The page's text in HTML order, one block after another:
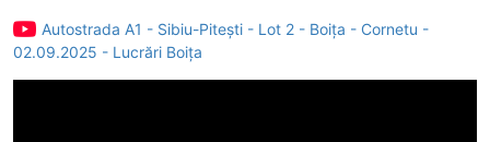
Autostrada A1 - Sibiu-Pitești - Lot 2 - Boița - Cornetu -
02.09.2025 - Lucrări Boița